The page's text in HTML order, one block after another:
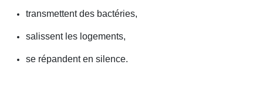
transmettent des bactéries,
salissent les logements,
se répandent en silence.